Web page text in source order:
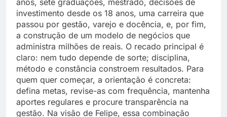
investimento desde os 18 anos, uma carreira que
passou por gestão, varejo e docência, e, por fim,
a construção de um modelo de negócios que
administra milhões de reais. O recado principal é
claro: nem tudo depende de sorte; disciplina,
método e constância constroem resultados. Para
quem quer começar, a orientação é concreta:
defina metas, revise-as com frequência, mantenha
aportes regulares e procure transparência na
gestão. Na visão de Felipe, essa combinação